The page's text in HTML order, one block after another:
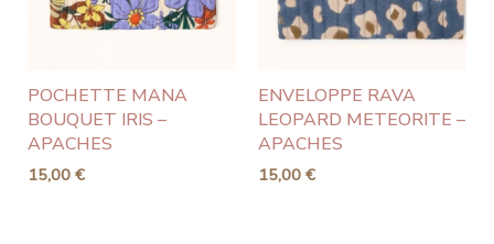
POCHETTE MANA
BOUQUET IRIS –
APACHES
15,00 €
ENVELOPPE RAVA
LEOPARD METEORITE –
APACHES
15,00 €